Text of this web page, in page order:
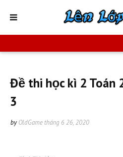
Đề thi học kì 2 Toán
3
by OldGame tháng 6 26, 2020